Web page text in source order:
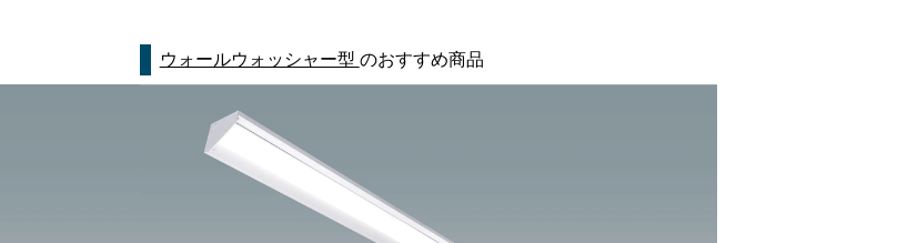
ウォールウォッシャー型 のおすすめ商品